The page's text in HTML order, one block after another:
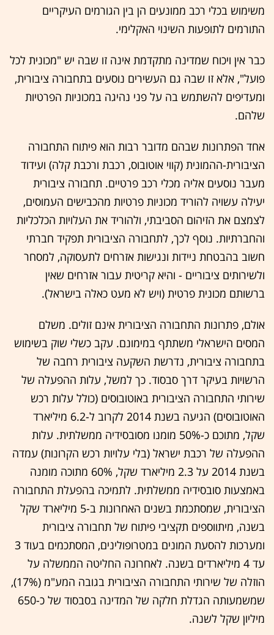
משימוש בכלי רכב ממונעים הן בין הגורמים העיקריים
התורמים לתופעות השינוי האקלימי.
כבר אין ויכוח שמדינה מתקדמת אינה זו שבה יש "מכונית לכל
פועל", אלא זו שבה גם העשירים נוסעים בתחבורה ציבורית,
ומעדיפים להשתמש בה על פני נהיגה במכוניות הפרטיות
שלהם.
אחד הפתרונות שבהם מדובר רבות הוא פיתוח התחבורה
הציבורית-ההמונית (קווי אוטובוס, רכבת ורכבת קלה) ועידוד
מעבר נוסעים אליה מכלי רכב פרטיים. תחבורה ציבורית
יעילה עשויה להוריד מכוניות פרטיות מהכבישים העמוסים,
לצמצם את הזיהום הסביבתי, ולהוריד את העלויות הכלכליות
והחברתיות. נוסף לכך, לתחבורה הציבורית תפקיד חברתי
חשוב בהבטחת ניידות ונגישות אזרחים לתעסוקה, למסחר
ולשירותים ציבוריים - והיא קריטית עבור אזרחים שאין
ברשותם מכונית פרטית (ויש לא מעט כאלה בישראל).
אולם, פתרונות התחבורה הציבורית אינם זולים. משלם
המסים הישראלי משתתף במימונם. עקב כשלי שוק בשימוש
בתחבורה ציבורית, נדרשת השקעה ציבורית רחבה של
הרשויות בעיקר דרך סבסוד. כך למשל, עלות ההפעלה של
שירותי התחבורה הציבורית באוטובוסים (כולל עלות רכש
האוטובוסים) הגיעה בשנת 2014 לקרוב ל-6.2 מיליארד
שקל, מתוכם כ-50% מומנו מסובסידיה ממשלתית. עלות
ההפעלה של רכבת ישראל (בלי עלויות רכש הקרונות) עמדה
בשנת 2014 על 2.3 מיליארד שקל, 60% מתוכה מומנה
באמצעות סובסידיה ממשלתית. לתמיכה בהפעלת התחבורה
הציבורית, שמסתכמת בשנים האחרונות ב-5 מיליארד שקל
בשנה, מיתווספים תקציבי פיתוח של תחבורה ציבורית
ומערכות להסעת המונים במטרופולינים, המסתכמים בעוד 3
עד 4 מיליארדים בשנה. לאחרונה החליטה הממשלה על
הוזלה של שירותי התחבורה הציבורית בגובה המע"מ (17%),
שמשמעותה הגדלת חלקה של המדינה בסבסוד של כ-650
מיליון שקל לשנה.